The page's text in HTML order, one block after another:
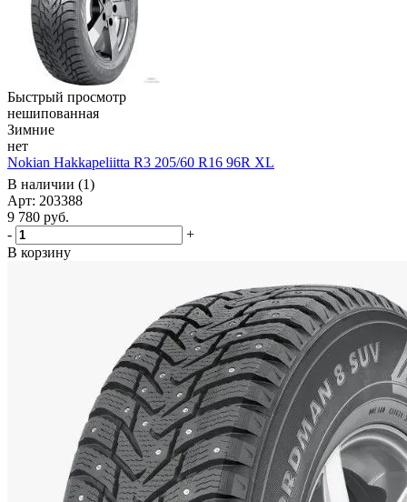
Быстрый просмотр
нешипованная
Зимние
нет
Nokian Hakkapeliitta R3 205/60 R16 96R XL
В наличии (1)
Арт: 203388
9 780 руб.
-
+
В корзину